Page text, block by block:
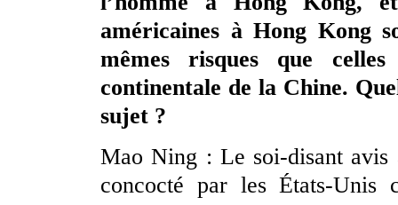
américaines à Hong Kong
mêmes risques que
continentale de la Chine.
sujet ?
Mao Ning : Le soi-disant avis
concocté par les États-Unis